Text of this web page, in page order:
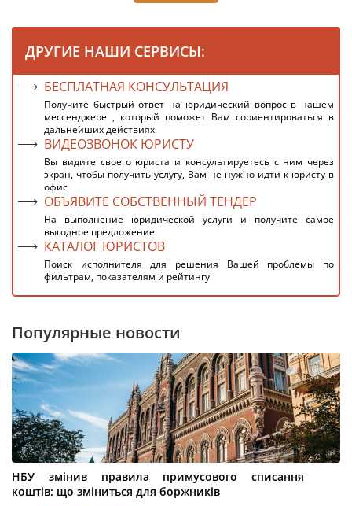
ДРУГИЕ НАШИ СЕРВИСЫ:
БЕСПЛАТНАЯ КОНСУЛЬТАЦИЯ
Получите быстрый ответ на юридический вопрос в нашем
мессенджере , который поможет Вам сориентироваться в
дальнейших действиях
ВИДЕОЗВОНОК ЮРИСТУ
Вы видите своего юриста и консультируетесь с ним через
экран, чтобы получить услугу, Вам не нужно идти к юристу в
офис
ОБЪЯВИТЕ СОБСТВЕННЫЙ ТЕНДЕР
На выполнение юридической услуги и получите самое
выгодное предложение
КАТАЛОГ ЮРИСТОВ
Поиск исполнителя для решения Вашей проблемы по
фильтрам, показателям и рейтингу
Популярные новости
НБУ змінив правила примусового списання
коштів: що зміниться для боржників